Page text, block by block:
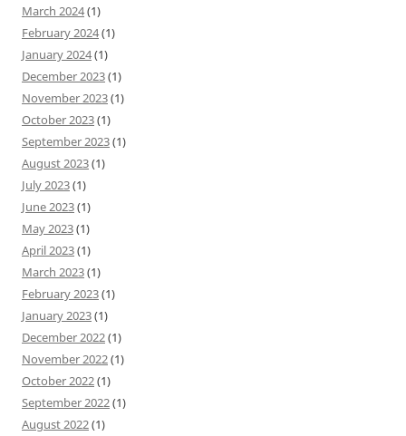
March 2024(1)
February 2024(1)
January 2024(1)
December 2023(1)
November 2023(1)
October 2023(1)
September 2023(1)
August 2023(1)
July 2023(1)
June 2023(1)
May 2023(1)
April 2023(1)
March 2023(1)
February 2023(1)
January 2023(1)
December 2022(1)
November 2022(1)
October 2022(1)
September 2022(1)
August 2022(1)